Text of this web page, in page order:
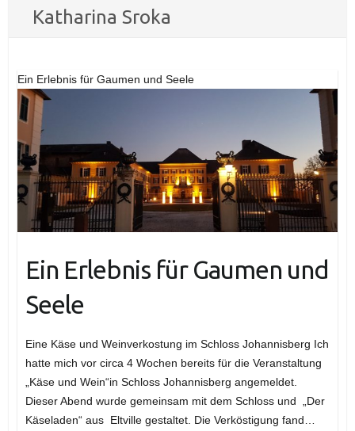
Katharina Sroka
Ein Erlebnis für Gaumen und Seele
Ein Erlebnis für Gaumen und
Seele
Eine Käse und Weinverkostung im Schloss Johannisberg Ich
hatte mich vor circa 4 Wochen bereits für die Veranstaltung
„Käse und Wein“in Schloss Johannisberg angemeldet.
Dieser Abend wurde gemeinsam mit dem Schloss und „Der
Käseladen“ aus Eltville gestaltet. Die Verköstigung fand…